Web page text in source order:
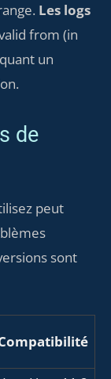
Les logs
from (in
un
de
peut
sont